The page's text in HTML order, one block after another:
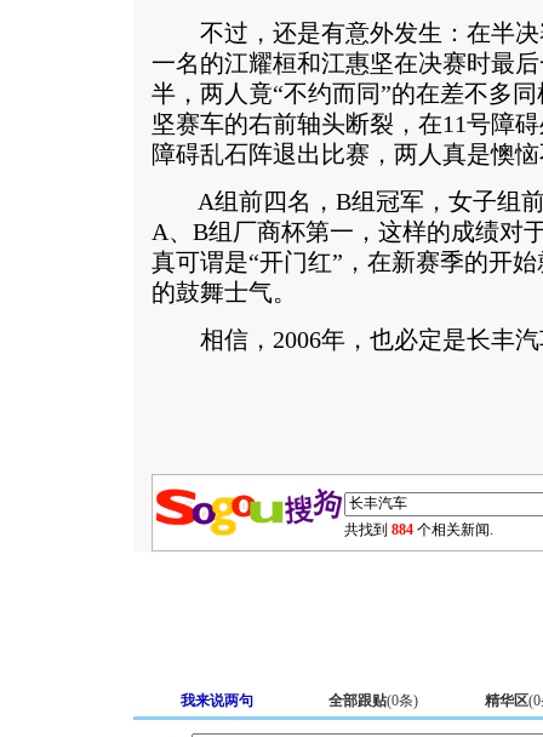
不过，还是有意外发生：在半决
一名的江耀桓和江惠坚在决赛时最
半，两人竟“不约而同”的在差不多
坚赛车的右前轴头断裂，在11号障
障碍乱石阵退出比赛，两人真是懊
A组前四名，B组冠军，女子组前
A、B组厂商杯第一，这样的成绩对
真可谓是“开门红”，在新赛季的开
的鼓舞士气。
相信，2006年，也必定是长丰汽
共找到 884 个相关新闻.
我来说两句 全部跟贴(0条) 精华区(0